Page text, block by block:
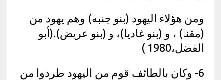
ومن هؤلاء اليهود (بنو جنبه) وهم يهود من
(مقنا) ، و (بنو غاديا)، و (بنو عريض).(أبو
الفضل،1980 )
6- وكان بالطائف قوم من اليهود طردوا من